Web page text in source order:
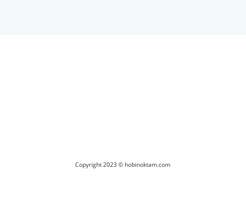
Copyright 2023 © hobinoktam.com